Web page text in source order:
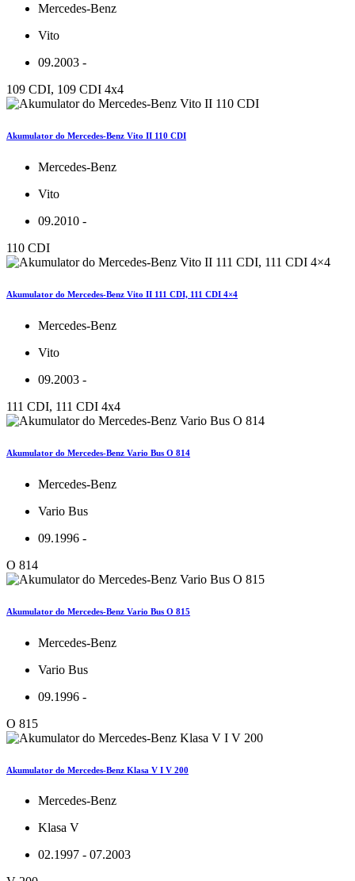
Mercedes-Benz
Vito
09.2003 -
109 CDI, 109 CDI 4x4
Akumulator do Mercedes-Benz Vito II 110 CDI
Mercedes-Benz
Vito
09.2010 -
110 CDI
Akumulator do Mercedes-Benz Vito II 111 CDI, 111 CDI 4×4
Mercedes-Benz
Vito
09.2003 -
111 CDI, 111 CDI 4x4
Akumulator do Mercedes-Benz Vario Bus O 814
Mercedes-Benz
Vario Bus
09.1996 -
O 814
Akumulator do Mercedes-Benz Vario Bus O 815
Mercedes-Benz
Vario Bus
09.1996 -
O 815
Akumulator do Mercedes-Benz Klasa V I V 200
Mercedes-Benz
Klasa V
02.1997 - 07.2003